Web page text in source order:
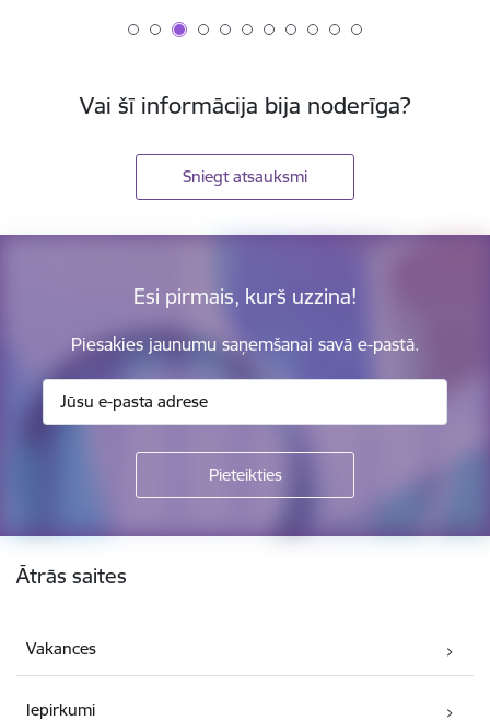
Vai šī informācija bija noderīga?
Sniegt atsauksmi
Esi pirmais, kurš uzzina!
Piesakies jaunumu saņemšanai savā e-pastā.
Kājene
Ātrās saites
Vakances
Iepirkumi